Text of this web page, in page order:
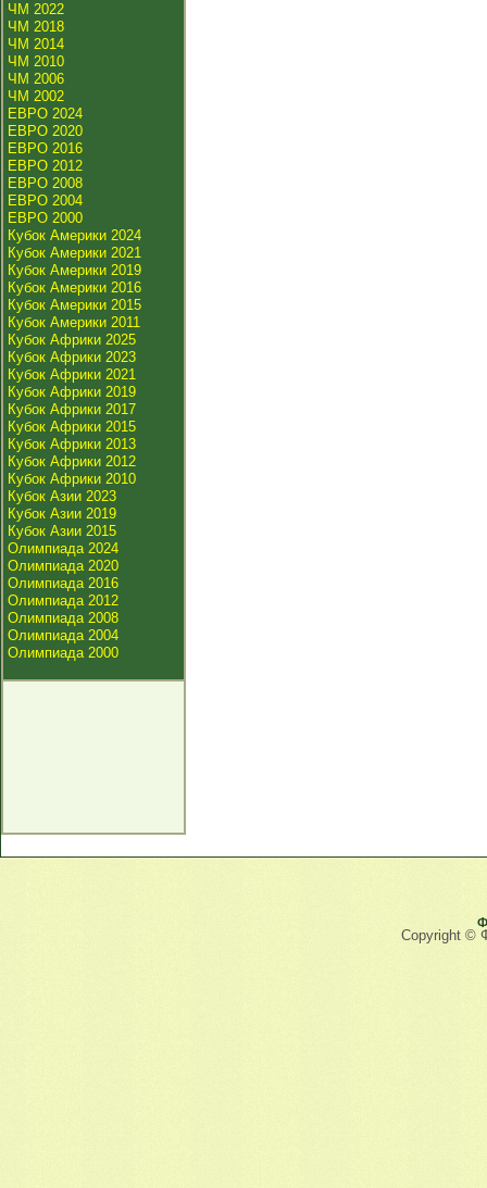
ЧМ 2022
ЧМ 2018
ЧМ 2014
ЧМ 2010
ЧМ 2006
ЧМ 2002
ЕВРО 2024
ЕВРО 2020
ЕВРО 2016
ЕВРО 2012
ЕВРО 2008
ЕВРО 2004
ЕВРО 2000
Кубок Америки 2024
Кубок Америки 2021
Кубок Америки 2019
Кубок Америки 2016
Кубок Америки 2015
Кубок Америки 2011
Кубок Африки 2025
Кубок Африки 2023
Кубок Африки 2021
Кубок Африки 2019
Кубок Африки 2017
Кубок Африки 2015
Кубок Африки 2013
Кубок Африки 2012
Кубок Африки 2010
Кубок Азии 2023
Кубок Азии 2019
Кубок Азии 2015
Олимпиада 2024
Олимпиада 2020
Олимпиада 2016
Олимпиада 2012
Олимпиада 2008
Олимпиада 2004
Олимпиада 2000
Copyright ©